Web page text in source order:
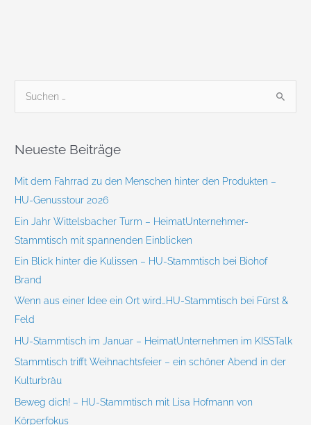
h
h
:
Neueste Beiträge
Mit dem Fahrrad zu den Menschen hinter den Produkten –
HU-Genusstour 2026
Ein Jahr Wittelsbacher Turm – HeimatUnternehmer-
Stammtisch mit spannenden Einblicken
Ein Blick hinter die Kulissen – HU-Stammtisch bei Biohof
Brand
Wenn aus einer Idee ein Ort wird…HU-Stammtisch bei Fürst &
Feld
HU-Stammtisch im Januar – HeimatUnternehmen im KISSTalk
Stammtisch trifft Weihnachtsfeier – ein schöner Abend in der
Kulturbräu
Beweg dich! – HU-Stammtisch mit Lisa Hofmann von
Körperfokus